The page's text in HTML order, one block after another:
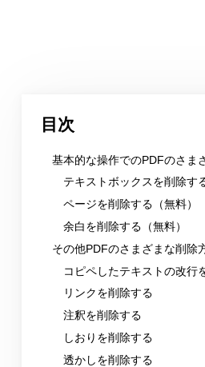
目次
基本的な操作でのPDFのさま
テキストボックスを削除す
ページを削除する（無料）
余白を削除する（無料）
その他PDFのさまざまな削除
コピペしたテキストの改行
リンクを削除する
注釈を削除する
しおりを削除する
透かしを削除する